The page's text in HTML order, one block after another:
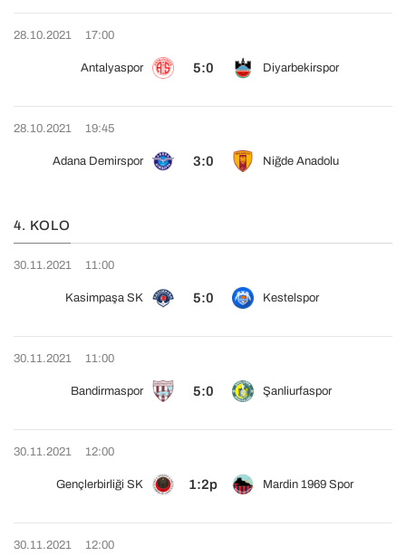
28.10.2021 17:00
Antalyaspor 5:0 Diyarbekirspor
28.10.2021 19:45
Adana Demirspor 3:0 Niğde Anadolu
4. KOLO
30.11.2021 11:00
Kasimpaşa SK 5:0 Kestelspor
30.11.2021 11:00
Bandirmaspor 5:0 Şanliurfaspor
30.11.2021 12:00
Gençlerbirliği SK 1:2p Mardin 1969 Spor
30.11.2021 12:00